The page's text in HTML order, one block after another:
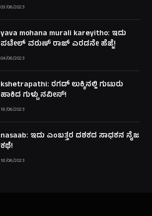
03/06/2023
yava mohana murali kareyitho: ಇದು
ಪಟೇಲ್ ವರುಣ್ ರಾಜ್ ಎರಡನೇ ಹೆಜ್ಜೆ!
04/06/2023
kshetrapathi: ರಗಡ್ ಲುಕ್ಕಿನಲ್ಲಿ ಗುಟುರು
ಹಾಕಿದ ಗುಳ್ಟು ನವೀನ್!
18/06/2023
nasaab: ಇದು ಎಂಬತ್ತರ ದಶಕದ ಸಾಧಕನ ನೈಜ
ಕಥೆ!
18/06/2023